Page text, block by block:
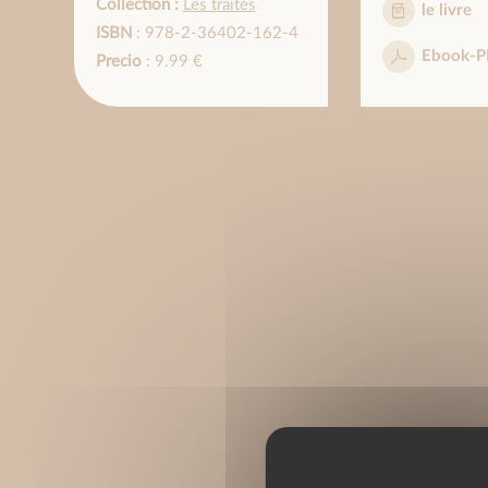
Collection :
Les traités
ISBN : 978-2-36402-162-4
Precio: 9.99 €
le livre
Ebook-